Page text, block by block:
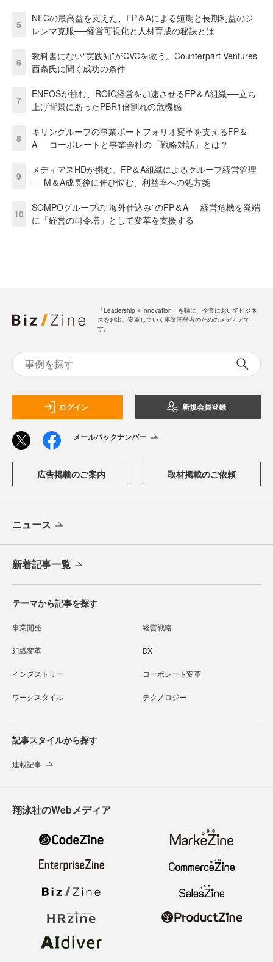
5
NECの最高益を支えた、FP＆Aによる短期と長期利益のジ
レンマ克服──経営可視化と人材育成の秘訣とは
6
教科書にない“実践知”がCVCを救う。Counterpart Ventures
西条氏に聞く成功の条件
7
ENEOSが挑む、ROIC経営を加速させるFP＆A組織──立ち
上げ背景にあったPBR1倍割れの危機感
8
キリングループの事業ポートフォリオ変革を支えるFP＆
A──コーポレートと事業会社の「戦略対話」とは？
9
メディアスHDが挑む、FP＆A組織によるグループ経営管理
──M＆A成長後に伸び悩む、利益率への処方箋
10
SOMPOグループの“海外仕込み”のFP＆A──経営危機を発端
に「経営の司令塔」として変革を支援する
「Leadership ☓ Innovation」を軸に、企業においてビジネ
スを創出、変革していく事業開発者のためのメディアで
す。
ログイン 新規会員登録
メールバックナンバー
広告掲載のご案内 取材掲載のご依頼
ニュース
新着記事一覧
テーマから記事を探す
事業開発 経営戦略
組織変革 DX
インダストリー コーポレート変革
ワークスタイル テクノロジー
記事スタイルから探す
連載記事
翔泳社のWebメディア